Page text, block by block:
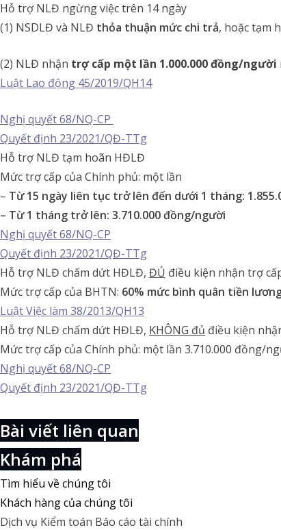
Hỗ trợ NLĐ ngừng việc trên 14 ngày
(1) NSDLĐ và NLĐ thỏa thuận mức chi trả, hoặc tạm
(2) NLĐ nhận trợ cấp một lần 1.000.000 đồng/người
Luật Lao động 45/2019/QH14
Nghị quyết 68/NQ-CP
Quyết định 23/2021/QĐ-TTg
Hỗ trợ NLĐ tạm hoãn HĐLĐ
Mức trợ cấp của Chính phủ: một lần
– Từ 15 ngày liên tục trở lên đến dưới 1 tháng:
– Từ 1 tháng trở lên: 3.710.000 đồng/người
Nghị quyết 68/NQ-CP
Quyết định 23/2021/QĐ-TTg
Hỗ trợ NLĐ chấm dứt HĐLĐ, ĐỦ điều kiện nhận trợ
Mức trợ cấp của BHTN: 60% mức bình quân tiền
Luật Việc làm 38/2013/QH13
Hỗ trợ NLĐ chấm dứt HĐLĐ, KHÔNG đủ điều kiện
Mức trợ cấp của Chính phủ: một lần 3.710.000 đồng/
Nghị quyết 68/NQ-CP
Quyết định 23/2021/QĐ-TTg
Bài viết liên quan
Khám phá
Tìm hiểu về chúng tôi
Khách hàng của chúng tôi
Dịch vụ Kiểm toán Báo cáo tài chính